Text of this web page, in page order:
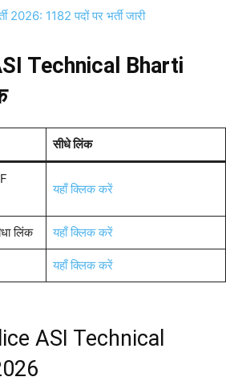
2026: 1182 पदों पर भर्ती जारी
Technical Bharti
सीधे लिंक
यहाँ क्लिक करें
लिंक यहाँ क्लिक करें
यहाँ क्लिक करें
ASI Technical